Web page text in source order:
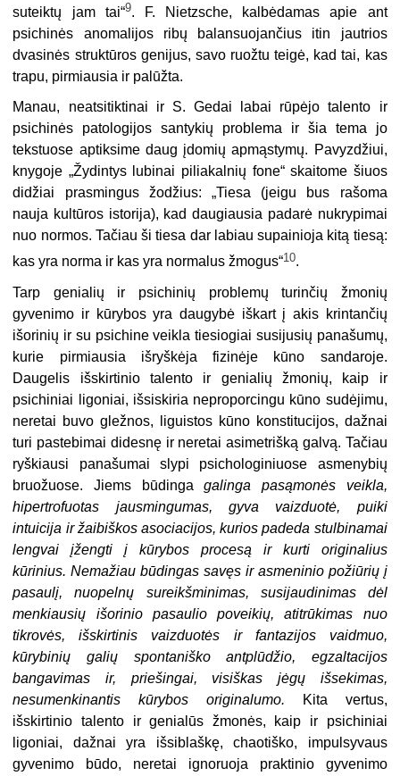
suteiktų jam tai“9. F. Nietzsche, kalbėdamas apie ant
psichinės anomalijos ribų balansuojančius itin jautrios
dvasinės struktūros genijus, savo ruožtu teigė, kad tai, kas
trapu, pirmiausia ir palūžta.
Manau, neatsitiktinai ir S. Gedai labai rūpėjo talento ir
psichinės patologijos santykių problema ir šia tema jo
tekstuose aptiksime daug įdomių apmąstymų. Pavyzdžiui,
knygoje „Žydintys lubinai piliakalnių fone“ skaitome šiuos
didžiai prasmingus žodžius: „Tiesa (jeigu bus rašoma
nauja kultūros istorija), kad daugiausia padarė nukrypimai
nuo normos. Tačiau ši tiesa dar labiau supainioja kitą tiesą:
kas yra norma ir kas yra normalus žmogus“10.
Tarp genialių ir psichinių problemų turinčių žmonių
gyvenimo ir kūrybos yra daugybė iškart į akis krintančių
išorinių ir su psichine veikla tiesiogiai susijusių panašumų,
kurie pirmiausia išryškėja fizinėje kūno sandaroje.
Daugelis išskirtinio talento ir genialių žmonių, kaip ir
psichiniai ligoniai, išsiskiria neproporcingu kūno sudėjimu,
neretai buvo gležnos, liguistos kūno konstitucijos, dažnai
turi pastebimai didesnę ir neretai asimetrišką galvą. Tačiau
ryškiausi panašumai slypi psichologiniuose asmenybių
bruožuose. Jiems būdingagalinga pasąmonės veikla,
hipertrofuotas jausmingumas, gyva vaizduotė, puiki
intuicija ir žaibiškos asociacijos, kurios padeda stulbinamai
lengvai įžengti į kūrybos procesą ir kurti originalius
kūrinius. Nemažiau būdingas savęs ir asmeninio požiūrių į
pasaulį, nuopelnų sureikšminimas, susijaudinimas dėl
menkiausių išorinio pasaulio poveikių, atitrūkimas nuo
tikrovės, išskirtinis vaizduotės ir fantazijos vaidmuo,
kūrybinių galių spontaniško antplūdžio, egzaltacijos
bangavimas ir, priešingai, visiškas jėgų išsekimas,
nesumenkinantis kūrybos originalumo. Kita vertus,
išskirtinio talento ir genialūs žmonės, kaip ir psichiniai
ligoniai, dažnai yra išsiblaškę, chaotiško, impulsyvaus
gyvenimo būdo, neretai ignoruoja praktinio gyvenimo